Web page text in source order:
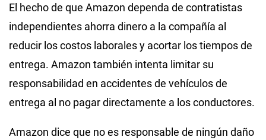
El hecho de que Amazon dependa de contratistas
independientes ahorra dinero a la compañía al
reducir los costos laborales y acortar los tiempos de
entrega. Amazon también intenta limitar su
responsabilidad en accidentes de vehículos de
entrega al no pagar directamente a los conductores.
Amazon dice que no es responsable de ningún daño